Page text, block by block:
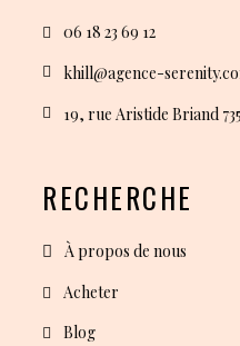
06 18 23 69 12
khill@agence-
19, rue Aristide Briand
RECHERCHE
À propos de nous
Acheter
Blog